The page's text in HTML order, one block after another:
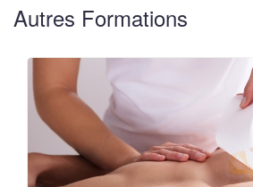
Autres Formations